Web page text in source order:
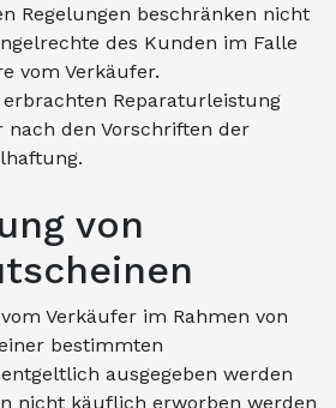
Regelungen beschränken nicht
des Kunden im Falle
vom Verkäufer.
Reparaturleistung
nach den Vorschriften der
von
Verkäufer im Rahmen von
bestimmten
ausgegeben werden
nicht käuflich erworben werden